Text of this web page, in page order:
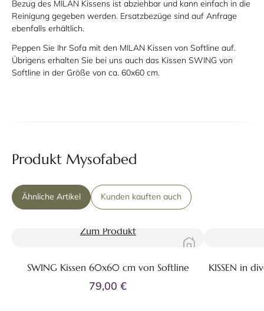
Bezug des MILAN Kissens ist abziehbar und kann einfach in die
Reinigung gegeben werden. Ersatzbezüge sind auf Anfrage
ebenfalls erhältlich.
Peppen Sie Ihr Sofa mit den MILAN Kissen von Softline auf.
Übrigens erhalten Sie bei uns auch das Kissen SWING von
Softline in der Größe von ca. 60x60 cm.
Produkt Mysofabed
Ähnliche Artikel Kunden kauften auch
Zum Produkt
SWING Kissen 60x60 cm von Softline
79,00 €
KISSEN in